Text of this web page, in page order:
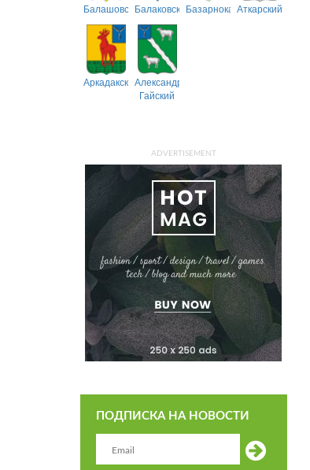
БалашовскийБалаковскийБазарнокарабулакский
Аткарский
АркадакскийАлександрово-
Гайский
ADVERTISEMENT
ПОДПИСКА НА НОВОСТИ